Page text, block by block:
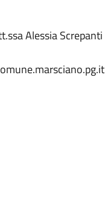
Alessia Screpanti